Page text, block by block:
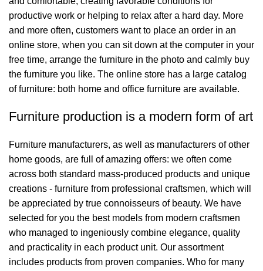
productive work or helping to relax after a hard day. More
and more often, customers want to place an order in an
online store, when you can sit down at the computer in your
free time, arrange the furniture in the photo and calmly buy
the furniture you like. The online store has a large catalog
of furniture: both home and office furniture are available.
Furniture production is a modern form of art
Furniture manufacturers, as well as manufacturers of other
home goods, are full of amazing offers: we often come
across both standard mass-produced products and unique
creations - furniture from professional craftsmen, which will
be appreciated by true connoisseurs of beauty. We have
selected for you the best models from modern craftsmen
who managed to ingeniously combine elegance, quality
and practicality in each product unit. Our assortment
includes products from proven companies. Who for many